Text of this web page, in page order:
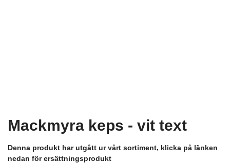
Mackmyra keps - vit text
Denna produkt har utgått ur vårt sortiment, klicka på länken
nedan för ersättningsprodukt